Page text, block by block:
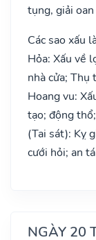
tụng, giải
Các sao xấu
Hỏa: Xấu về
nhà cửa; Thụ
Hoang vu:
tạo; động
(Tai sát): Kỵ
cưới hỏi; an
NGÀY 20